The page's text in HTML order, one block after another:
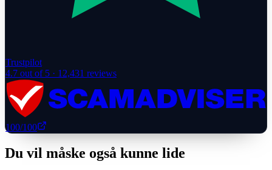
Trustpilot
4.7 out of 5 · 12,431 reviews
100/100
Du vil måske også kunne lide